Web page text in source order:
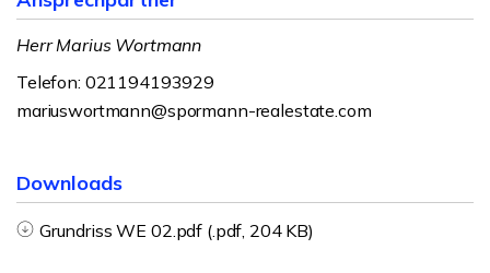
Herr Marius Wortmann
Telefon: 021194193929
mariuswortmann@spormann-realestate.com
Downloads
Grundriss WE 02.pdf (.pdf, 204 KB)